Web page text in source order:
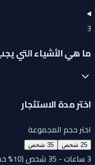
ما هي الأشياء التي
اختر مدة الاستئجار
اختر حجم المجموعة
25 شخص 35 شخص